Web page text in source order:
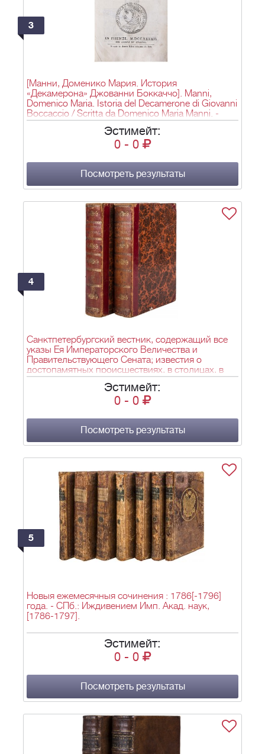
3
[Манни, Доменико Мария. История
«Декамерона» Джованни Боккаччо]. Manni,
Domenico Maria. Istoria del Decamerone di Giovanni
Boccaccio / Scritta da Domenico Maria Manni. -
Флоренция: [Б. и.], 1742. - XXX, 672 с., [2] л. ил. :
Эстимейт:
0 - 0
Посмотреть результаты
4
Санктпетербургский вестник, содержащий все
указы Ея Императорского Величества и
Правительствующего Сената; известия о
достопамятных происшествиях, в столицах, в
наместничествах и губерниях; росписание всем
выходящим в государстве новым книгам, с
кратким рассуждением об оных; разные мелкие
перечень важнейшим иностранным новостям и
проч. [В 7 ч.] Ч. 2-3. СПб.: В Вольной тип.
Вейтбрехта и Шнора, 1778-1779. - 18х12 см.
Эстимейт:
0 - 0
Посмотреть результаты
5
Новыя ежемесячныя сочинения : 1786[-1796]
года. - СПб.: Иждивением Имп. Акад. наук,
[1786-1797].
Эстимейт:
0 - 0
Посмотреть результаты